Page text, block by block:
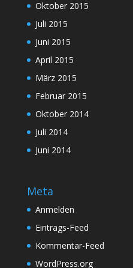
Oktober 2015
Juli 2015
Juni 2015
April 2015
März 2015
Februar 2015
Oktober 2014
Juli 2014
Juni 2014
Meta
Anmelden
Eintrags-Feed
Kommentar-Feed
WordPress.org